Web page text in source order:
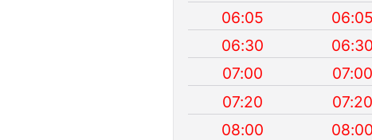
06:05
06:05
06:30
06:30
07:00
07:00
07:20
07:20
08:00
08:00